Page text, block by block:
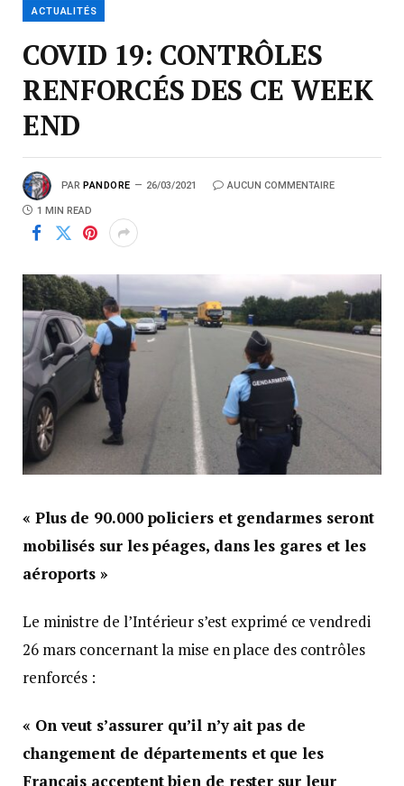
ACTUALITÉS
COVID 19: CONTRÔLES
RENFORCÉS DES CE WEEK
END
PAR PANDORE 26/03/2021 AUCUN COMMENTAIRE
1 MIN READ
« Plus de 90.000 policiers et gendarmes seront
mobilisés sur les péages, dans les gares et les
aéroports »
Le ministre de l’Intérieur s’est exprimé ce vendredi
26 mars concernant la mise en place des contrôles
renforcés :
« On veut s’assurer qu’il n’y ait pas de
changement de départements et que les
Français acceptent bien de rester sur leur